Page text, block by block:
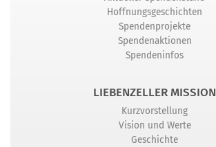
Hoffnungsgeschichten
Spendenprojekte
Spendenaktionen
Spendeninfos
LIEBENZELLER MISSION
Kurzvorstellung
Vision und Werte
Geschichte